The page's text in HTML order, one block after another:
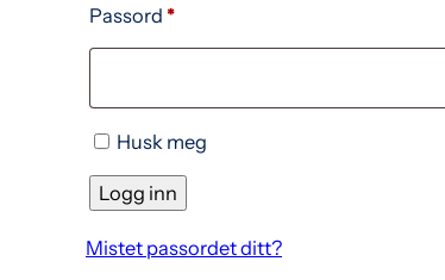
Passord *Påkrevd
Husk meg
Logg inn
Mistet passordet ditt?